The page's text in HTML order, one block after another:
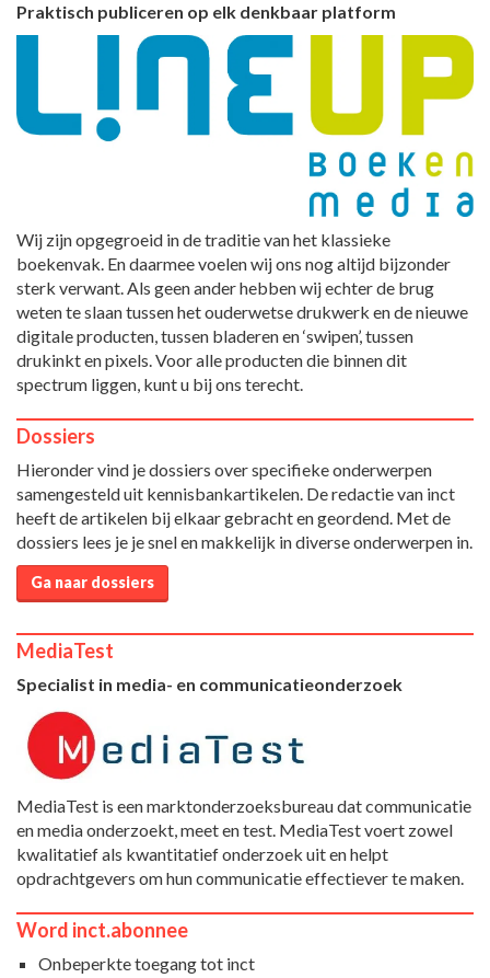
Praktisch publiceren op elk denkbaar platform
Wij zijn opgegroeid in de traditie van het klassieke
boekenvak. En daarmee voelen wij ons nog altijd bijzonder
sterk verwant. Als geen ander hebben wij echter de brug
weten te slaan tussen het ouderwetse drukwerk en de nieuwe
digitale producten, tussen bladeren en ‘swipen’, tussen
drukinkt en pixels. Voor alle producten die binnen dit
spectrum liggen, kunt u bij ons terecht.
Dossiers
Hieronder vind je dossiers over specifieke onderwerpen
samengesteld uit kennisbankartikelen. De redactie van inct
heeft de artikelen bij elkaar gebracht en geordend. Met de
dossiers lees je je snel en makkelijk in diverse onderwerpen in.
Ga naar dossiers
MediaTest
Specialist in media- en communicatieonderzoek
MediaTest is een marktonderzoeksbureau dat communicatie
en media onderzoekt, meet en test. MediaTest voert zowel
kwalitatief als kwantitatief onderzoek uit en helpt
opdrachtgevers om hun communicatie effectiever te maken.
Word inct.abonnee
Onbeperkte toegang tot inct